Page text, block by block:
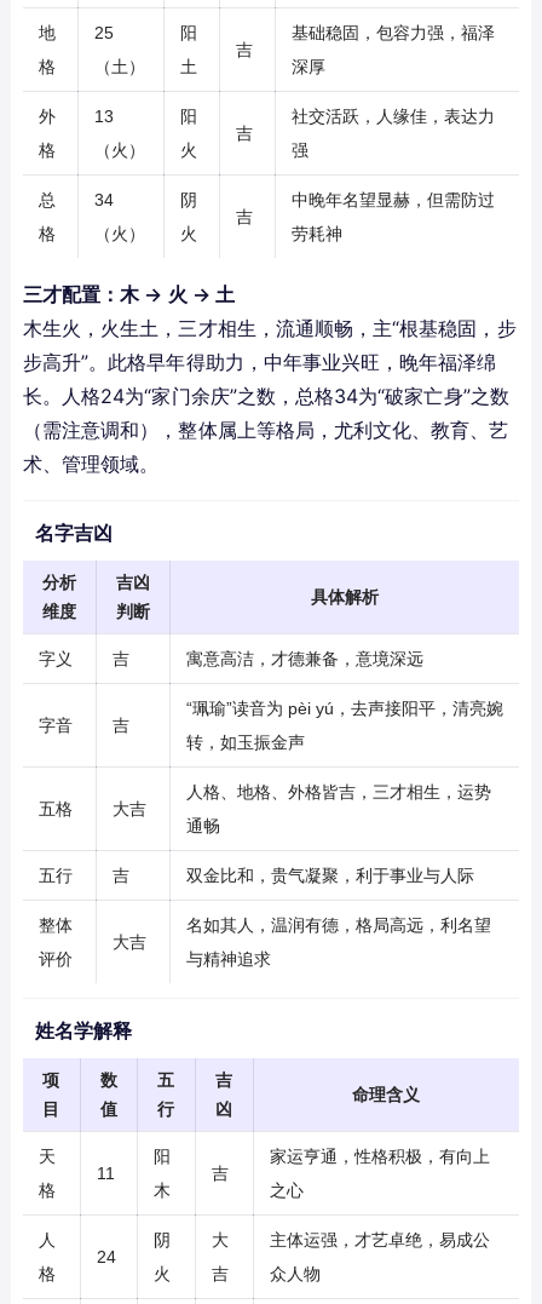
地
格
25
（土）
阳
土
吉
基础稳固，包容力强，福泽
深厚
外
格
13
（火）
阳
火
吉
社交活跃，人缘佳，表达力
强
总
格
34
（火）
阴
火
吉
中晚年名望显赫，但需防过
劳耗神
三才配置：木 → 火 → 土
木生火，火生土，三才相生，流通顺畅，主“根基稳固，步
步高升”。此格早年得助力，中年事业兴旺，晚年福泽绵
长。人格24为“家门余庆”之数，总格34为“破家亡身”之数
（需注意调和），整体属上等格局，尤利文化、教育、艺
术、管理领域。
名字吉凶
分析
维度
吉凶
判断
具体解析
字义 吉 寓意高洁，才德兼备，意境深远
字音 吉
“珮瑜”读音为 pèi yú，去声接阳平，清亮婉
转，如玉振金声
五格 大吉
人格、地格、外格皆吉，三才相生，运势
通畅
五行 吉 双金比和，贵气凝聚，利于事业与人际
整体
评价
大吉
名如其人，温润有德，格局高远，利名望
与精神追求
姓名学解释
项
目
数
值
五
行
吉
凶
命理含义
天
格
11
阳
木
吉
家运亨通，性格积极，有向上
之心
人
格
24
阴
火
大
吉
主体运强，才艺卓绝，易成公
众人物